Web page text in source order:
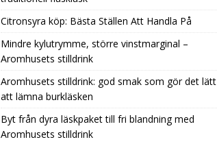
Citronsyra köp: Bästa Ställen Att Handla På
Mindre kylutrymme, större vinstmarginal –
Aromhusets stilldrink
Aromhusets stilldrink: god smak som gör det lätt
att lämna burkläsken
Byt från dyra läskpaket till fri blandning med
Aromhusets stilldrink